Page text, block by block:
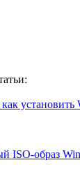
ISO-образ